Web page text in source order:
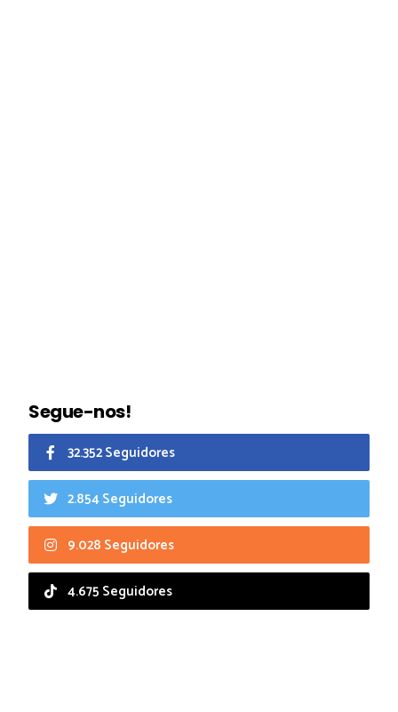
Segue-nos!
32.352 Seguidores
2.854 Seguidores
9.028 Seguidores
4.675 Seguidores